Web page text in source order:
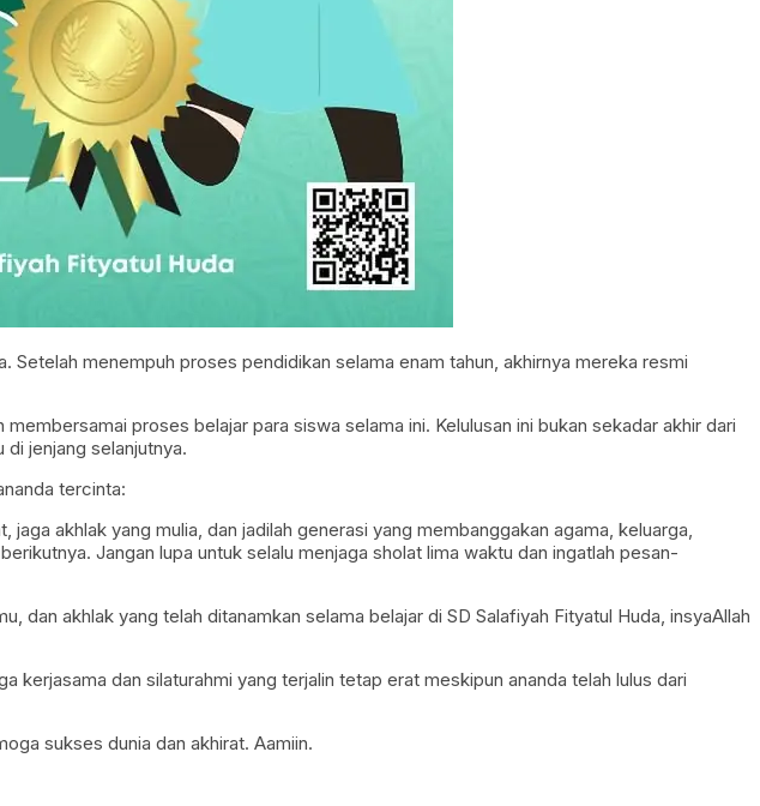
menempuh proses pendidikan selama enam tahun, akhirnya mereka resmi
proses belajar para siswa selama ini. Kelulusan ini bukan sekadar akhir dari
jenjang selanjutnya.
tercinta:
akhlak yang mulia, dan jadilah generasi yang membanggakan agama, keluarga,
Jangan lupa untuk selalu menjaga sholat lima waktu dan ingatlah pesan-
dan akhlak yang telah ditanamkan selama belajar di SD Salafiyah Fityatul Huda, insyaAllah
kerjasama dan silaturahmi yang terjalin tetap erat meskipun ananda telah lulus dari
sukses dunia dan akhirat. Aamiin.